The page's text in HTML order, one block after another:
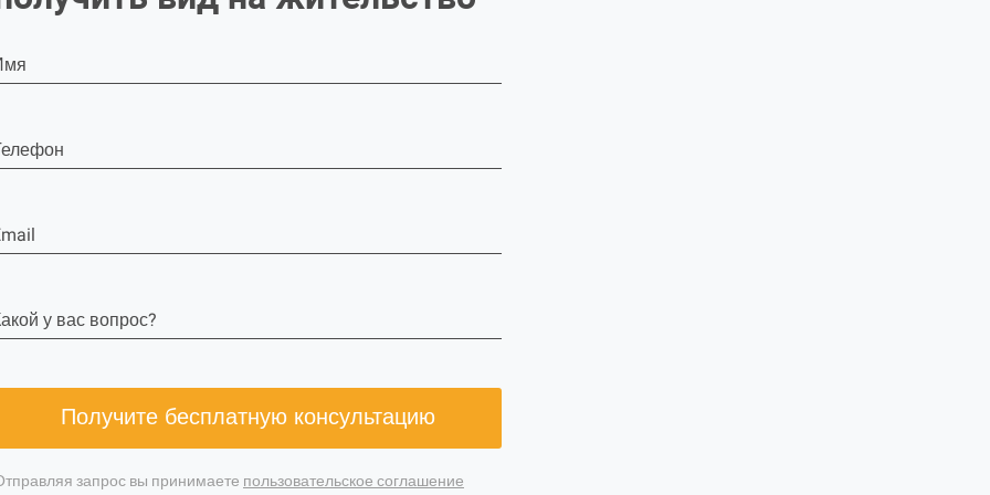
у вас вопрос?
Получите бесплатную консультацию
запрос вы принимаете пользовательское соглашение